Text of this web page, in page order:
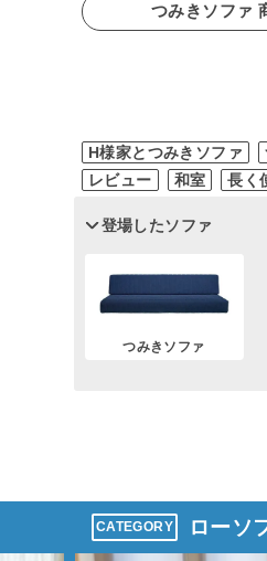
つみきソファ
H様家とつみきソファ
レビュー
和室 長く
登場したソファ
つみきソファ
CATEGORY ローソ